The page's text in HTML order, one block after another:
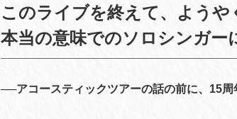
このライブを終えて、ようや
本当の意味でのソロシンガー
──アコースティックツアーの話の前に、15周